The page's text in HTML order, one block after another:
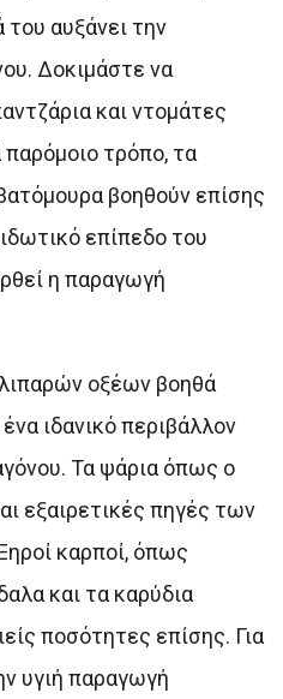
αυξάνει την
Δοκιμάστε να
και ντομάτες
τρόπο, τα
βοηθούν επίσης
επίπεδο του
η παραγωγή
οξέων βοηθά
ιδανικό περιβάλλον
Τα ψάρια όπως ο
εξαιρετικές πηγές των
καρποί, όπως
και τα καρύδια
ποσότητες επίσης. Για
υγιή παραγωγή